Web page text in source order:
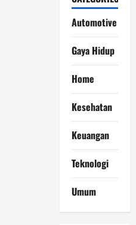
Automotive
Gaya Hidup
Home
Kesehatan
Keuangan
Teknologi
Umum